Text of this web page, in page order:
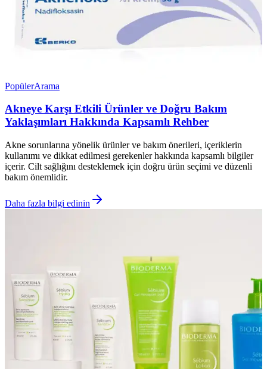
PopülerArama
Akneye Karşı Etkili Ürünler ve Doğru Bakım
Yaklaşımları Hakkında Kapsamlı Rehber
Akne sorunlarına yönelik ürünler ve bakım önerileri, içeriklerin
kullanımı ve dikkat edilmesi gerekenler hakkında kapsamlı bilgiler
içerir. Cilt sağlığını desteklemek için doğru ürün seçimi ve düzenli
bakım önemlidir.
Daha fazla bilgi edinin